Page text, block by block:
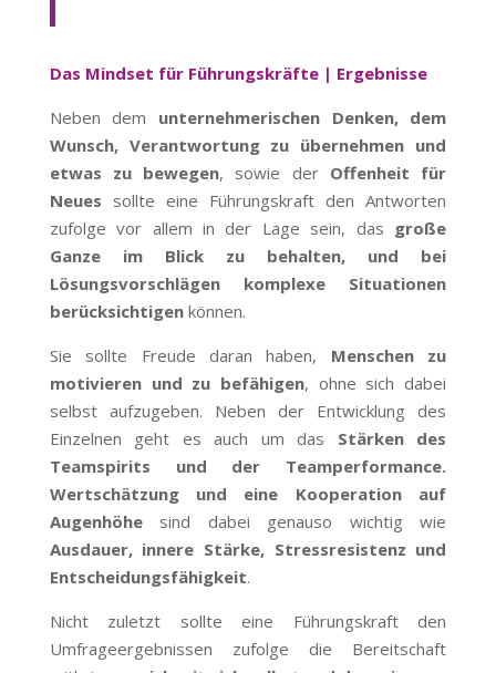
Das Mindset für Führungskräfte | Ergebnisse
Neben dem unternehmerischen Denken, dem
Wunsch, Verantwortung zu übernehmen und
etwas zu bewegen, sowie der Offenheit für
Neues sollte eine Führungskraft den Antworten
zufolge vor allem in der Lage sein, das große
Ganze im Blick zu behalten, und bei
Lösungsvorschlägen komplexe Situationen
berücksichtigenkönnen.
Sie sollte Freude daran haben, Menschen zu
motivieren und zu befähigen, ohne sich dabei
selbst aufzugeben. Neben der Entwicklung des
Einzelnen geht es auch um das Stärken des
Teamspirits und der Teamperformance.
Wertschätzung und eine Kooperation auf
Augenhöhesind dabei genauso wichtig wie
Ausdauer, innere Stärke, Stressresistenz und
Entscheidungsfähigkeit.
Nicht zuletzt sollte eine Führungskraft den
Umfrageergebnissen zufolge die Bereitschaft